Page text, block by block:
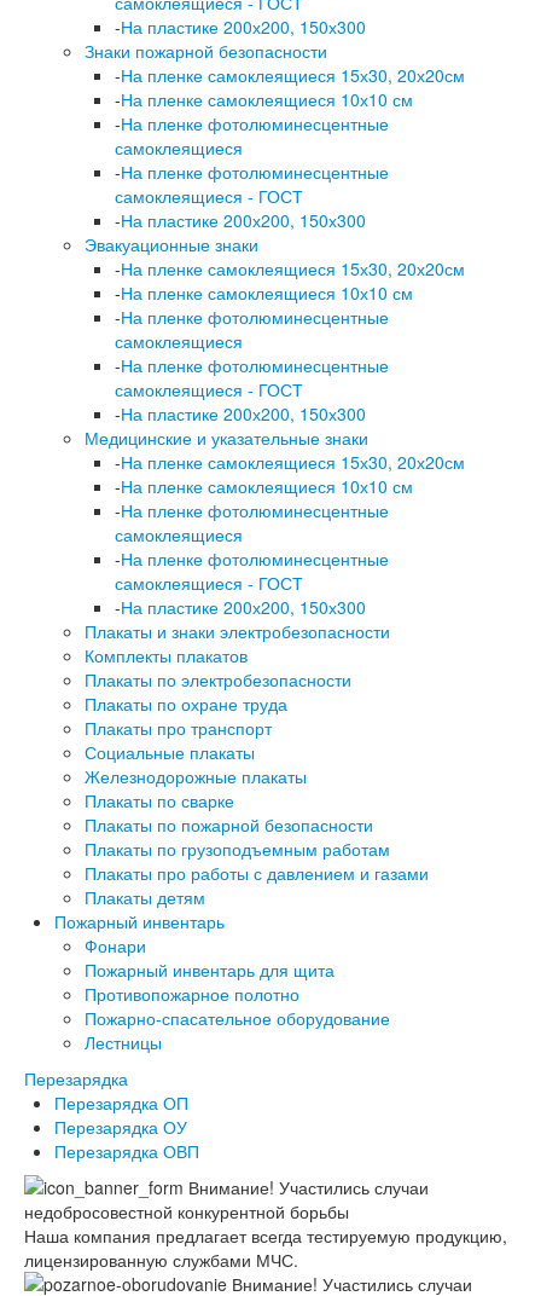
-На пластике 200х200, 150х300
Знаки пожарной безопасности
-На пленке самоклеящиеся 15х30, 20х20см
-На пленке самоклеящиеся 10х10 см
-На пленке фотолюминесцентные
самоклеящиеся
-На пленке фотолюминесцентные
самоклеящиеся - ГОСТ
-На пластике 200х200, 150х300
Эвакуационные знаки
-На пленке самоклеящиеся 15х30, 20х20см
-На пленке самоклеящиеся 10х10 см
-На пленке фотолюминесцентные
самоклеящиеся
-На пленке фотолюминесцентные
самоклеящиеся - ГОСТ
-На пластике 200х200, 150х300
Медицинские и указательные знаки
-На пленке самоклеящиеся 15х30, 20х20см
-На пленке самоклеящиеся 10х10 см
-На пленке фотолюминесцентные
самоклеящиеся
-На пленке фотолюминесцентные
самоклеящиеся - ГОСТ
-На пластике 200х200, 150х300
Плакаты и знаки электробезопасности
Комплекты плакатов
Плакаты по электробезопасности
Плакаты по охране труда
Плакаты про транспорт
Социальные плакаты
Железнодорожные плакаты
Плакаты по сварке
Плакаты по пожарной безопасности
Плакаты по грузоподъемным работам
Плакаты про работы с давлением и газами
Плакаты детям
Пожарный инвентарь
Фонари
Пожарный инвентарь для щита
Противопожарное полотно
Пожарно-спасательное оборудование
Лестницы
Перезарядка
Перезарядка ОП
Перезарядка ОУ
Перезарядка ОВП
Наша компания предлагает всегда тестируемую продукцию,
лицензированную службами МЧС.